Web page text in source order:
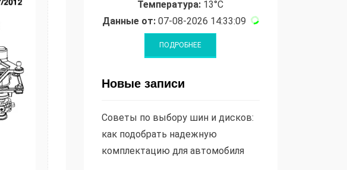
Температура: 13°C
Данные от:07-08-2026 14:33:09
Новые записи
Советы по выбору шин и дисков:
как подобрать надежную
комплектацию для автомобиля